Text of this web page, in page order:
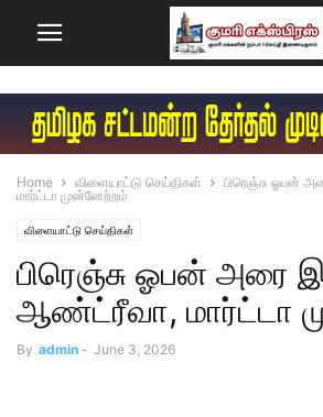
Home விளையாட்டு செய்திகள்
பிரெஞ்சு ஓபன்
மார்ட்டா முன்னேற்றம்
விளையாட்டு செய்திகள்
பிரெஞ்சு ஓபன் அரை
ஆண்ட்ரீவா, மார்ட்டா
By admin - June 3, 2026